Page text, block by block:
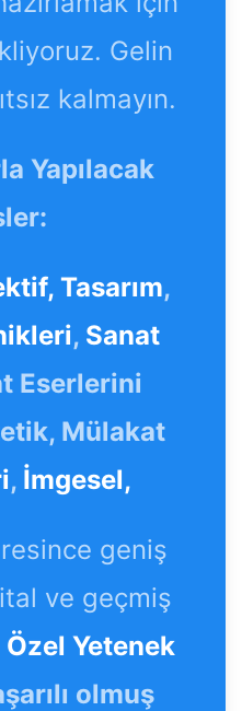
Gelin
kalmayın.
Yapılacak
Tasarım,
, Sanat
Eserlerini
Mülakat
, İmgesel,
geniş
ve geçmiş
Özel Yetenek
olmuş